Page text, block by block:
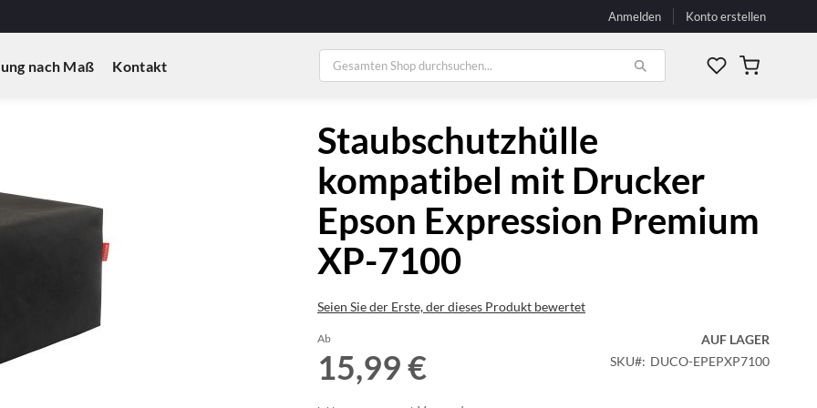
Anmelden Konto erstellen
nach Maß Kontakt Mein
Staubschutzhülle
kompatibel mit Drucker
Epson Expression Premium
XP-7100
Seien Sie der Erste, der dieses Produkt bewertet
Ab
15,99 €
AUF LAGER
SKU
DUCO-EPEPXP7100